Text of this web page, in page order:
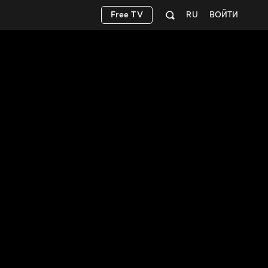
ВОЙТИ
RU
Free TV